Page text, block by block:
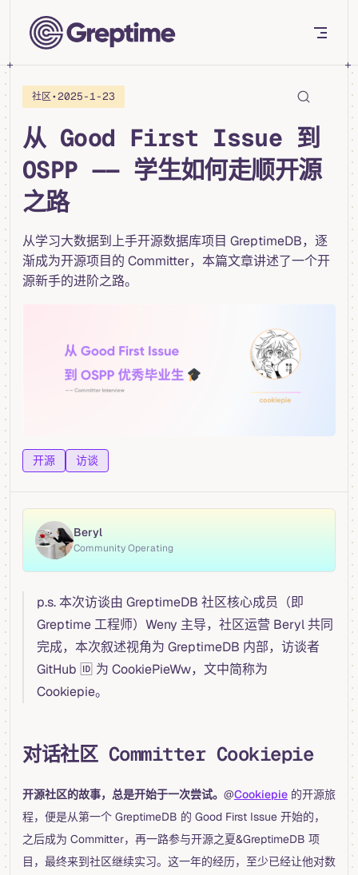
Skip to content
社区•2025-1-23
从 Good First Issue 到
OSPP —— 学生如何走顺开源
之路
从学习大数据到上手开源数据库项目 GreptimeDB，逐
渐成为开源项目的 Committer，本篇文章讲述了一个开
源新手的进阶之路。
开源 访谈
Beryl
Community Operating
p.s. 本次访谈由 GreptimeDB 社区核心成员（即
Greptime 工程师）Weny 主导，社区运营 Beryl 共同
完成，本次叙述视角为 GreptimeDB 内部，访谈者
GitHub 🆔 为 CookiePieWw，文中简称为
Cookiepie。
对话社区 Committer Cookiepie
开源社区的故事，总是开始于一次尝试。 @Cookiepie 的开源旅
程，便是从第一个 GreptimeDB 的 Good First Issue 开始的，
之后成为 Committer，再一路参与开源之夏&GreptimeDB 项
目，最终来到社区继续实习。这一年的经历，至少已经让他对数